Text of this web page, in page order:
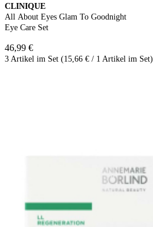
CLINIQUE
All About Eyes Glam To Goodnight
Eye Care Set
46,99 €
3 Artikel im Set (15,66 € / 1 Artikel im Set)